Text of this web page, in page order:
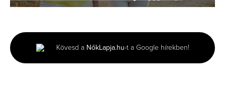
minutes,
6
seconds
Kövesd a NőkLapja.hu-t a Google hírekben!